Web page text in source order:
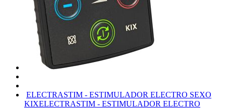
ELECTRASTIM - ESTIMULADOR ELECTRO SEXO
KIXELECTRASTIM - ESTIMULADOR ELECTRO